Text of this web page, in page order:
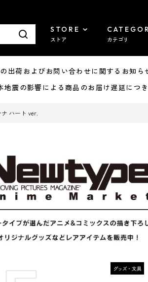
STORE
ストア カテゴリ
荷およびお問い合わせに関するお知ら
震の影響による商品のお届け遅延につ
ハート ver.